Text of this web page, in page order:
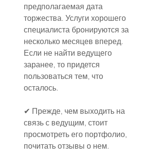
предполагаемая дата
торжества. Услуги хорошего
специалиста бронируются за
несколько месяцев вперед.
Если не найти ведущего
заранее, то придется
пользоваться тем, что
осталось.
✔ Прежде, чем выходить на
связь с ведущим, стоит
просмотреть его портфолио,
почитать отзывы о нем.